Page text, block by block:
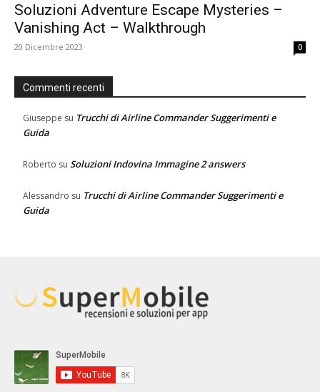
Soluzioni Adventure Escape Mysteries –
Vanishing Act – Walkthrough
20 Dicembre 2023 0
Commenti recenti
Giuseppe su Trucchi di Airline Commander Suggerimenti e
Guida
Roberto su Soluzioni Indovina Immagine 2 answers
Alessandro su Trucchi di Airline Commander Suggerimenti e
Guida